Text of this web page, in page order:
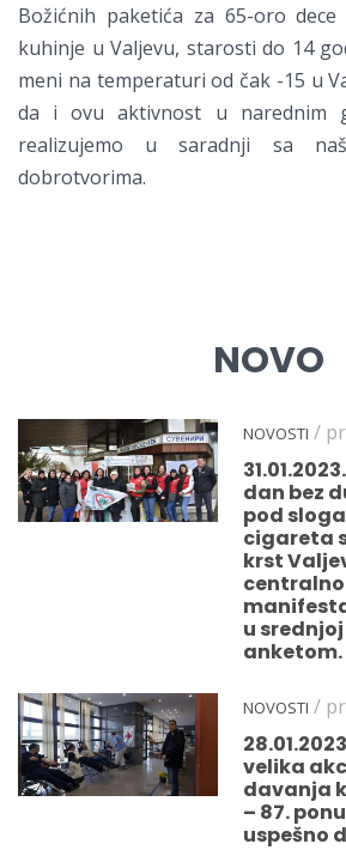
Božićnih paketića za 65-oro
kuhinje u Valjevu, starosti do 14
meni na temperaturi od čak -15 u
da i ovu aktivnost u narednim
realizujemo u saradnji sa
dobrotvorima.
NOVO
NOVOSTI /
dan bez
pod
cigareta
krst
u
anketom.
NOVOSTI /
velika
davanja
– 87.
uspešno